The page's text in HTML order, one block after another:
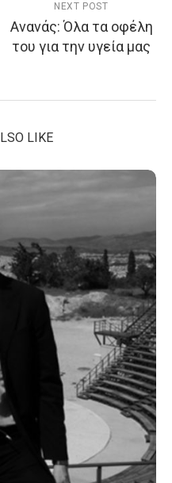
NEXT POST
Ανανάς: Όλα τα οφέλη
του για την υγεία μας
LIKE